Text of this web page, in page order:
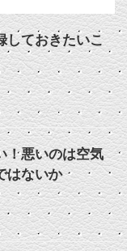
しておきたいこ
！悪いのは空気
はないか